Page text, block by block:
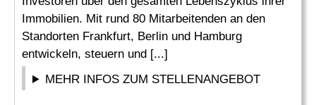
Immobilien. Mit rund 80 Mitarbeitenden an den
Standorten Frankfurt, Berlin und Hamburg
entwickeln, steuern und [...]
MEHR INFOS ZUM STELLENANGEBOT